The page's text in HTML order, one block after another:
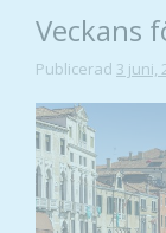
Veckans
Publicerad 3 juni,